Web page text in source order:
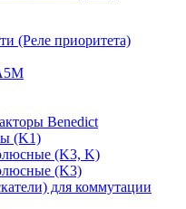
(Реле приоритета)
Benedict
(K1)
(K3, K)
(K3)
для коммутации